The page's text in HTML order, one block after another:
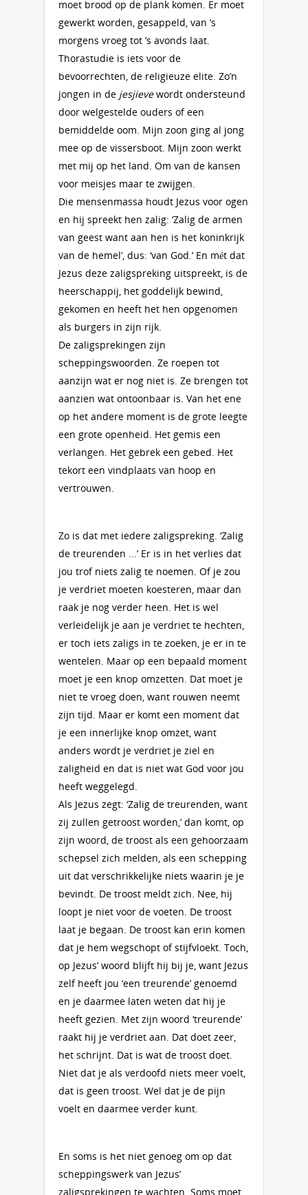
moet brood op de plank komen. Er moet
gewerkt worden, gesappeld, van ’s
morgens vroeg tot ’s avonds laat.
Thorastudie is iets voor de
bevoorrechten, de religieuze elite. Zo’n
jongen in de jesjievewordt ondersteund
door welgestelde ouders of een
bemiddelde oom. Mijn zoon ging al jong
mee op de vissersboot. Mijn zoon werkt
met mij op het land. Om van de kansen
voor meisjes maar te zwijgen.
Die mensenmassa houdt Jezus voor ogen
en hij spreekt hen zalig: ‘Zalig de armen
van geest want aan hen is het koninkrijk
van de hemel’, dus: ‘van God.’ En mét dat
Jezus deze zaligspreking uitspreekt, is de
heerschappij, het goddelijk bewind,
gekomen en heeft het hen opgenomen
als burgers in zijn rijk.
De zaligsprekingen zijn
scheppingswoorden. Ze roepen tot
aanzijn wat er nog niet is. Ze brengen tot
aanzien wat ontoonbaar is. Van het ene
op het andere moment is de grote leegte
een grote openheid. Het gemis een
verlangen. Het gebrek een gebed. Het
tekort een vindplaats van hoop en
vertrouwen.
Zo is dat met iedere zaligspreking. ‘Zalig
de treurenden ...’ Er is in het verlies dat
jou trof niets zalig te noemen. Of je zou
je verdriet moeten koesteren, maar dan
raak je nog verder heen. Het is wel
verleidelijk je aan je verdriet te hechten,
er toch iets zaligs in te zoeken, je er in te
wentelen. Maar op een bepaald moment
moet je een knop omzetten. Dat moet je
niet te vroeg doen, want rouwen neemt
zijn tijd. Maar er komt een moment dat
je een innerlijke knop omzet, want
anders wordt je verdriet je ziel en
zaligheid en dat is niet wat God voor jou
heeft weggelegd.
Als Jezus zegt: ‘Zalig de treurenden, want
zij zullen getroost worden,’ dan komt, op
zijn woord, de troost als een gehoorzaam
schepsel zich melden, als een schepping
uit dat verschrikkelijke niets waarin je je
bevindt. De troost meldt zich. Nee, hij
loopt je niet voor de voeten. De troost
laat je begaan. De troost kan erin komen
dat je hem wegschopt of stijfvloekt. Toch,
op Jezus’ woord blijft hij bij je, want Jezus
zelf heeft jou ‘een treurende’ genoemd
en je daarmee laten weten dat hij je
heeft gezien. Met zijn woord ‘treurende’
raakt hij je verdriet aan. Dat doet zeer,
het schrijnt. Dat is wat de troost doet.
Niet dat je als verdoofd niets meer voelt,
dat is geen troost. Wel dat je de pijn
voelt en daarmee verder kunt.
En soms is het niet genoeg om op dat
scheppingswerk van Jezus’
zaligsprekingen te wachten. Soms moet